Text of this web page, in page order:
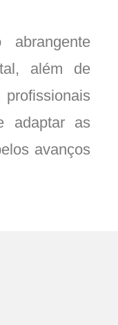
abrangente
além de
adaptar as
avanços